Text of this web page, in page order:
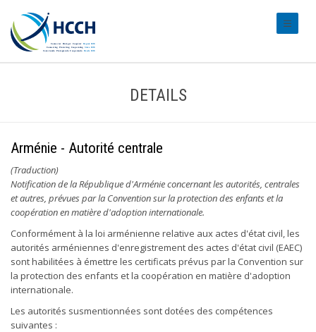
DETAILS
Arménie - Autorité centrale
(Traduction)
Notification de la République d'Arménie concernant les autorités, centrales
et autres, prévues par la Convention sur la protection des enfants et la
coopération en matière d'adoption internationale.
Conformément à la loi arménienne relative aux actes d'état civil, les
autorités arméniennes d'enregistrement des actes d'état civil (EAEC)
sont habilitées à émettre les certificats prévus par la Convention sur
la protection des enfants et la coopération en matière d'adoption
internationale.
Les autorités susmentionnées sont dotées des compétences
suivantes :